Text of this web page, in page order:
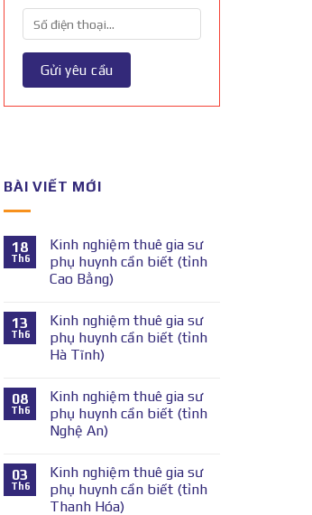
BÀI VIẾT MỚI
18
Th6
Kinh nghiệm thuê gia sư
phụ huynh cần biết (tỉnh
Cao Bằng)
13
Th6
Kinh nghiệm thuê gia sư
phụ huynh cần biết (tỉnh
Hà Tĩnh)
08
Th6
Kinh nghiệm thuê gia sư
phụ huynh cần biết (tỉnh
Nghệ An)
03
Th6
Kinh nghiệm thuê gia sư
phụ huynh cần biết (tỉnh
Thanh Hóa)